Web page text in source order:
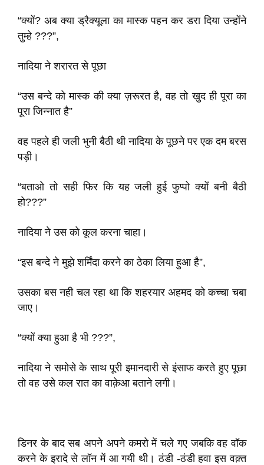
“क्यों? अब क्या ड्रैक्यूला का मास्क पहन कर डरा दिया उन्होंने
तुम्हे ???”,
नादिया ने शरारत से पूछा
“उस बन्दे को मास्क की क्या ज़रूरत है, वह तो खुद ही पूरा का
पूरा जिन्नात है”
वह पहले ही जली भुनी बैठी थी नादिया के पूछने पर एक दम बरस
पड़ी।
“बताओ तो सही फिर कि यह जली हुई फुप्पो क्यों बनी बैठी
हो???”
नादिया ने उस को कूल करना चाहा।
“इस बन्दे ने मुझे शर्मिंदा करने का ठेका लिया हुआ है”,
उसका बस नही चल रहा था कि शहरयार अहमद को कच्चा चबा
जाए।
“क्यों क्या हुआ है भी ???”,
नादिया ने समोसे के साथ पूरी इमानदारी से इंसाफ करते हुए पूछा
तो वह उसे कल रात का वाक़ेआ बताने लगी।
डिनर के बाद सब अपने अपने कमरो में चले गए जबकि वह वॉक
करने के इरादे से लॉन में आ गयी थी। ठंडी -ठंडी हवा इस वक़्त